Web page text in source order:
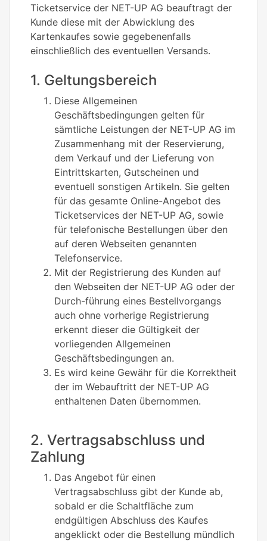
Ticketservice der NET-UP AG beauftragt der
Kunde diese mit der Abwicklung des
Kartenkaufes sowie gegebenenfalls
einschließlich des eventuellen Versands.
1. Geltungsbereich
Diese Allgemeinen
Geschäftsbedingungen gelten für
sämtliche Leistungen der NET-UP AG im
Zusammenhang mit der Reservierung,
dem Verkauf und der Lieferung von
Eintrittskarten, Gutscheinen und
eventuell sonstigen Artikeln. Sie gelten
für das gesamte Online-Angebot des
Ticketservices der NET-UP AG, sowie
für telefonische Bestellungen über den
auf deren Webseiten genannten
Telefonservice.
Mit der Registrierung des Kunden auf
den Webseiten der NET-UP AG oder der
Durch-führung eines Bestellvorgangs
auch ohne vorherige Registrierung
erkennt dieser die Gültigkeit der
vorliegenden Allgemeinen
Geschäftsbedingungen an.
Es wird keine Gewähr für die Korrektheit
der im Webauftritt der NET-UP AG
enthaltenen Daten übernommen.
2. Vertragsabschluss und
Zahlung
Das Angebot für einen
Vertragsabschluss gibt der Kunde ab,
sobald er die Schaltfläche zum
endgültigen Abschluss des Kaufes
angeklickt oder die Bestellung mündlich